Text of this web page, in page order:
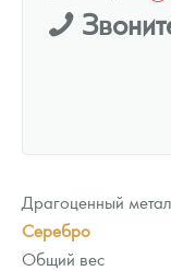
Драгоценный
Серебро
Общий вес